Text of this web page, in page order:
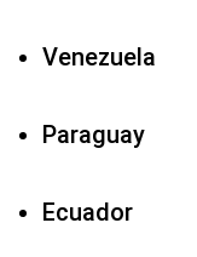
Venezuela
Paraguay
Ecuador